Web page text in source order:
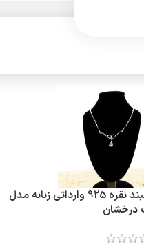
گردنبند نقره 925 وارداتی زنانه مدل
درخشان